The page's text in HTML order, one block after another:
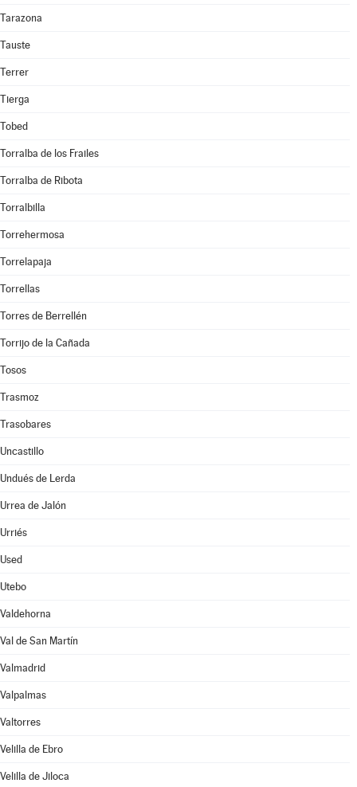
Tarazona
Tauste
Terrer
Tierga
Tobed
Torralba de los Frailes
Torralba de Ribota
Torralbilla
Torrehermosa
Torrelapaja
Torrellas
Torres de Berrellén
Torrijo de la Cañada
Tosos
Trasmoz
Trasobares
Uncastillo
Undués de Lerda
Urrea de Jalón
Urriés
Used
Utebo
Valdehorna
Val de San Martín
Valmadrid
Valpalmas
Valtorres
Velilla de Ebro
Velilla de Jiloca